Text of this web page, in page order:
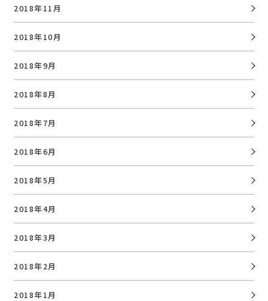
2018年11月
2018年10月
2018年9月
2018年8月
2018年7月
2018年6月
2018年5月
2018年4月
2018年3月
2018年2月
2018年1月